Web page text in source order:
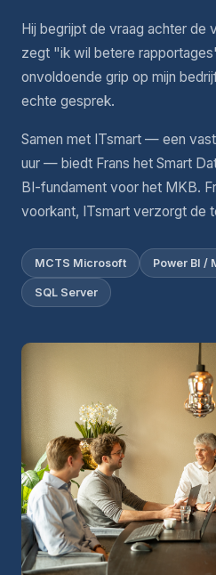
Hij begrijpt de vraag achter de
zegt "ik wil betere
onvoldoende grip op mijn
echte gesprek.
Samen met ITsmart — een
uur — biedt Frans het Smart
BI-fundament voor het MKB.
voorkant, ITsmart verzorgt de
MCTS Microsoft Power BI /
SQL Server